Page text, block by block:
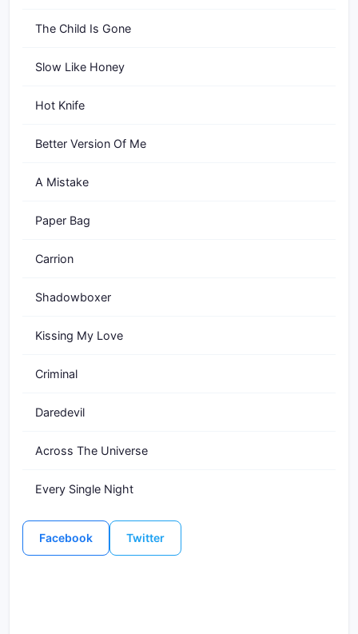
The Child Is Gone
Slow Like Honey
Hot Knife
Better Version Of Me
A Mistake
Paper Bag
Carrion
Shadowboxer
Kissing My Love
Criminal
Daredevil
Across The Universe
Every Single Night
Facebook Twitter